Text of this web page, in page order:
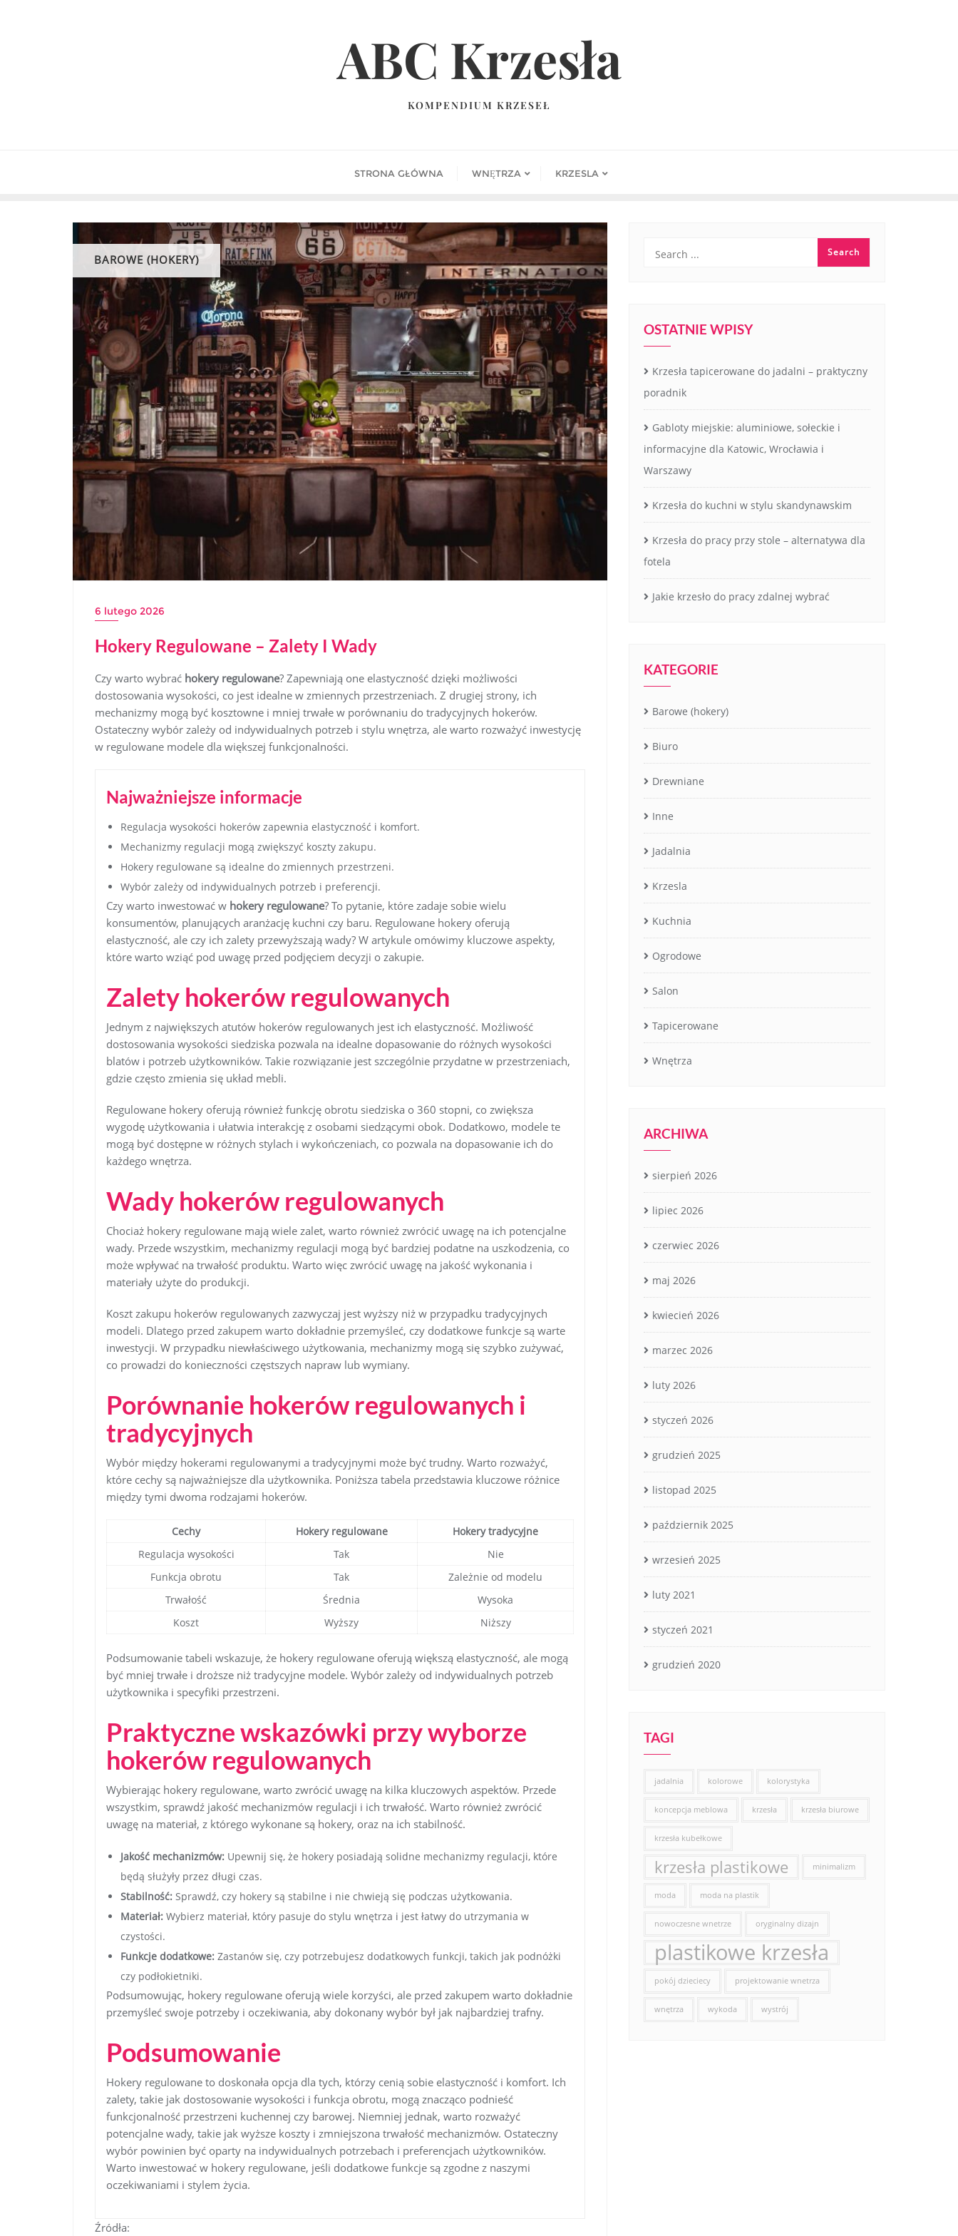
ABC Krzesła
KOMPENDIUM KRZESEŁ
STRONA GŁÓWNA WNĘTRZA KRZESLA
BAROWE (HOKERY)
6 lutego 2026
Hokery Regulowane – Zalety I Wady
Czy warto wybrać hokery regulowane? Zapewniają one elastyczność dzięki możliwości
dostosowania wysokości, co jest idealne w zmiennych przestrzeniach. Z drugiej strony, ich
mechanizmy mogą być kosztowne i mniej trwałe w porównaniu do tradycyjnych hokerów.
Ostateczny wybór zależy od indywidualnych potrzeb i stylu wnętrza, ale warto rozważyć inwestycję
w regulowane modele dla większej funkcjonalności.
Najważniejsze informacje
Regulacja wysokości hokerów zapewnia elastyczność i komfort.
Mechanizmy regulacji mogą zwiększyć koszty zakupu.
Hokery regulowane są idealne do zmiennych przestrzeni.
Wybór zależy od indywidualnych potrzeb i preferencji.
Czy warto inwestować w hokery regulowane? To pytanie, które zadaje sobie wielu
konsumentów, planujących aranżację kuchni czy baru. Regulowane hokery oferują
elastyczność, ale czy ich zalety przewyższają wady? W artykule omówimy kluczowe aspekty,
które warto wziąć pod uwagę przed podjęciem decyzji o zakupie.
Zalety hokerów regulowanych
Jednym z największych atutów hokerów regulowanych jest ich elastyczność. Możliwość
dostosowania wysokości siedziska pozwala na idealne dopasowanie do różnych wysokości
blatów i potrzeb użytkowników. Takie rozwiązanie jest szczególnie przydatne w przestrzeniach,
gdzie często zmienia się układ mebli.
Regulowane hokery oferują również funkcję obrotu siedziska o 360 stopni, co zwiększa
wygodę użytkowania i ułatwia interakcję z osobami siedzącymi obok. Dodatkowo, modele te
mogą być dostępne w różnych stylach i wykończeniach, co pozwala na dopasowanie ich do
każdego wnętrza.
Wady hokerów regulowanych
Chociaż hokery regulowane mają wiele zalet, warto również zwrócić uwagę na ich potencjalne
wady. Przede wszystkim, mechanizmy regulacji mogą być bardziej podatne na uszkodzenia, co
może wpływać na trwałość produktu. Warto więc zwrócić uwagę na jakość wykonania i
materiały użyte do produkcji.
Koszt zakupu hokerów regulowanych zazwyczaj jest wyższy niż w przypadku tradycyjnych
modeli. Dlatego przed zakupem warto dokładnie przemyśleć, czy dodatkowe funkcje są warte
inwestycji. W przypadku niewłaściwego użytkowania, mechanizmy mogą się szybko zużywać,
co prowadzi do konieczności częstszych napraw lub wymiany.
Porównanie hokerów regulowanych i
tradycyjnych
Wybór między hokerami regulowanymi a tradycyjnymi może być trudny. Warto rozważyć,
które cechy są najważniejsze dla użytkownika. Poniższa tabela przedstawia kluczowe różnice
między tymi dwoma rodzajami hokerów.
Cechy Hokery regulowane
Hokery tradycyjne
Regulacja wysokości
Tak
Nie
Funkcja obrotu
Tak
Zależnie od modelu
Trwałość
Średnia
Wysoka
Koszt
Wyższy Niższy
Podsumowanie tabeli wskazuje, że hokery regulowane oferują większą elastyczność, ale mogą
być mniej trwałe i droższe niż tradycyjne modele. Wybór zależy od indywidualnych potrzeb
użytkownika i specyfiki przestrzeni.
Praktyczne wskazówki przy wyborze
hokerów regulowanych
Wybierając hokery regulowane, warto zwrócić uwagę na kilka kluczowych aspektów. Przede
wszystkim, sprawdź jakość mechanizmów regulacji i ich trwałość. Warto również zwrócić
uwagę na materiał, z którego wykonane są hokery, oraz na ich stabilność.
Jakość mechanizmów: Upewnij się, że hokery posiadają solidne mechanizmy regulacji, które
będą służyły przez długi czas.
Stabilność: Sprawdź, czy hokery są stabilne i nie chwieją się podczas użytkowania.
Materiał: Wybierz materiał, który pasuje do stylu wnętrza i jest łatwy do utrzymania w
czystości.
Funkcje dodatkowe: Zastanów się, czy potrzebujesz dodatkowych funkcji, takich jak podnóżki
czy podłokietniki.
Podsumowując, hokery regulowane oferują wiele korzyści, ale przed zakupem warto dokładnie
przemyśleć swoje potrzeby i oczekiwania, aby dokonany wybór był jak najbardziej trafny.
Podsumowanie
Hokery regulowane to doskonała opcja dla tych, którzy cenią sobie elastyczność i komfort. Ich
zalety, takie jak dostosowanie wysokości i funkcja obrotu, mogą znacząco podnieść
funkcjonalność przestrzeni kuchennej czy barowej. Niemniej jednak, warto rozważyć
potencjalne wady, takie jak wyższe koszty i zmniejszona trwałość mechanizmów. Ostateczny
wybór powinien być oparty na indywidualnych potrzebach i preferencjach użytkowników.
Warto inwestować w hokery regulowane, jeśli dodatkowe funkcje są zgodne z naszymi
oczekiwaniami i stylem życia.
Źródła:
OSTATNIE WPISY
Krzesła tapicerowane do jadalni – praktyczny
poradnik
Gabloty miejskie: aluminiowe, sołeckie i
informacyjne dla Katowic, Wrocławia i
Warszawy
Krzesła do kuchni w stylu skandynawskim
Krzesła do pracy przy stole – alternatywa dla
fotela
Jakie krzesło do pracy zdalnej wybrać
KATEGORIE
Barowe (hokery)
Biuro
Drewniane
Inne
Jadalnia
Krzesla
Kuchnia
Ogrodowe
Salon
Tapicerowane
Wnętrza
ARCHIWA
sierpień 2026
lipiec 2026
czerwiec 2026
maj 2026
kwiecień 2026
marzec 2026
luty 2026
styczeń 2026
grudzień 2025
listopad 2025
październik 2025
wrzesień 2025
luty 2021
styczeń 2021
grudzień 2020
TAGI
jadalnia kolorowe kolorystyka
koncepcja meblowa krzesła krzesła biurowe
krzesła kubełkowe
krzesła plastikowe minimalizm
moda moda na plastik
nowoczesne wnetrze oryginalny dizajn
plastikowe krzesła
pokój dzieciecy projektowanie wnetrza
wnętrza wykoda wystrój